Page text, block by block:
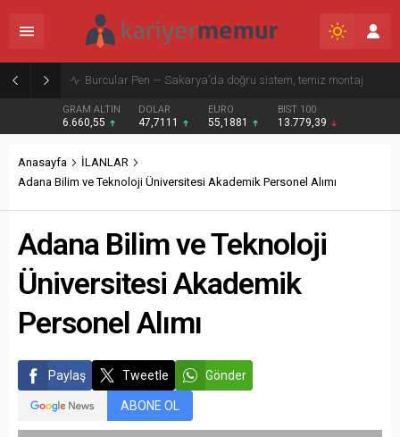
Burcular Pen — Sakarya’da doğru sistem, temiz montaj
GRAM ALTIN
6.660,55
DOLAR
47,7111
EURO
55,1881
BIST 100
13.779,39
Anasayfa
İLANLAR
Adana Bilim ve Teknoloji Üniversitesi Akademik Personel Alımı
Adana Bilim ve Teknoloji
Üniversitesi Akademik
Personel Alımı
Paylaş Tweetle Gönder
ABONE OL